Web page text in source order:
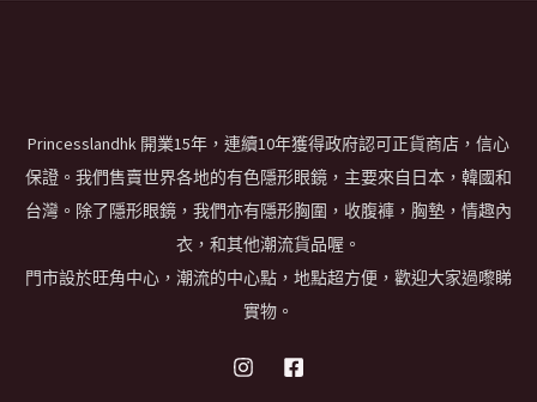
Princesslandhk 開業15年，連續10年獲得政府認可正貨商店，信心
保證。我們售賣世界各地的有色隱形眼鏡，主要來自日本，韓國和
台灣。除了隱形眼鏡，我們亦有隱形胸圍，收腹褲，胸墊，情趣內
衣，和其他潮流貨品喔。
門市設於旺角中心，潮流的中心點，地點超方便，歡迎大家過嚟睇
實物。